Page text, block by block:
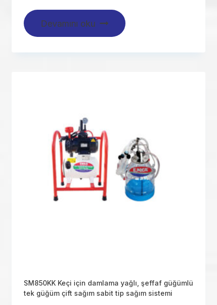
Devamını oku
SM850KK Keçi için damlama yağlı, şeffaf güğümlü
tek güğüm çift sağım sabit tip sağım sistemi